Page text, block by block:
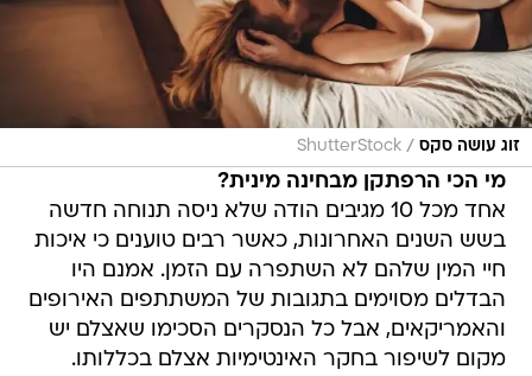
זוג עושה סקס /
ShutterStock
מי הכי הרפתקן מבחינה מינית?
אחד מכל 10 מגיבים הודה שלא ניסה תנוחה חדשה
בשש השנים האחרונות, כאשר רבים טוענים כי איכות
חיי המין שלהם לא השתפרה עם הזמן. אמנם היו
הבדלים מסוימים בתגובות של המשתתפים האירופים
והאמריקאים, אבל כל הנסקרים הסכימו שאצלם יש
מקום לשיפור בחקר האינטימיות אצלם בכללותו.